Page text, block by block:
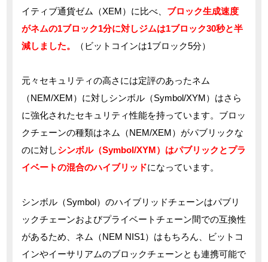
イティブ通貨ゼム（XEM）に比べ、 ブロック生成速度
がネムの1ブロック1分に対しジムは1ブロック30秒と半
減しました。
（ビットコインは1ブロック5分）
元々セキュリティの高さには定評のあったネム
（NEM/XEM）に対しシンボル（Symbol/XYM）はさら
に強化されたセキュリティ性能を持っています。ブロッ
クチェーンの種類はネム（NEM/XEM）がパブリックな
のに対しシンボル（Symbol/XYM）はパブリックとプラ
イベートの混合のハイブリッドになっています。
シンボル（Symbol）のハイブリッドチェーンはパブリ
ックチェーンおよびプライベートチェーン間での互換性
があるため、ネム（NEM NIS1）はもちろん、ビットコ
インやイーサリアムのブロックチェーンとも連携可能で